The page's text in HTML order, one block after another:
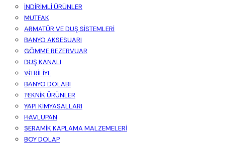
İNDİRİMLİ ÜRÜNLER
MUTFAK
ARMATÜR VE DUŞ SİSTEMLERİ
BANYO AKSESUARI
GÖMME REZERVUAR
DUŞ KANALI
VİTRİFİYE
BANYO DOLABI
TEKNİK ÜRÜNLER
YAPI KİMYASALLARI
HAVLUPAN
SERAMİK KAPLAMA MALZEMELERİ
BOY DOLAP